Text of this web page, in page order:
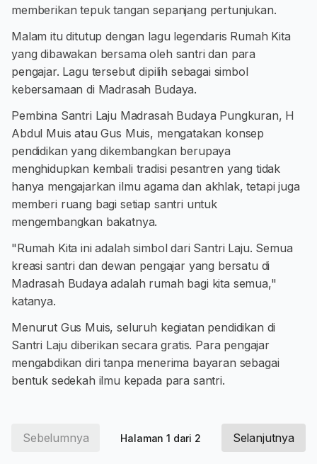
memberikan tepuk tangan sepanjang pertunjukan.
Malam itu ditutup dengan lagu legendaris Rumah Kita
yang dibawakan bersama oleh santri dan para
pengajar. Lagu tersebut dipilih sebagai simbol
kebersamaan di Madrasah Budaya.
Pembina Santri Laju Madrasah Budaya Pungkuran, H
Abdul Muis atau Gus Muis, mengatakan konsep
pendidikan yang dikembangkan berupaya
menghidupkan kembali tradisi pesantren yang tidak
hanya mengajarkan ilmu agama dan akhlak, tetapi juga
memberi ruang bagi setiap santri untuk
mengembangkan bakatnya.
"Rumah Kita ini adalah simbol dari Santri Laju. Semua
kreasi santri dan dewan pengajar yang bersatu di
Madrasah Budaya adalah rumah bagi kita semua,"
katanya.
Menurut Gus Muis, seluruh kegiatan pendidikan di
Santri Laju diberikan secara gratis. Para pengajar
mengabdikan diri tanpa menerima bayaran sebagai
bentuk sedekah ilmu kepada para santri.
Sebelumnya Halaman 1 dari 2 Selanjutnya